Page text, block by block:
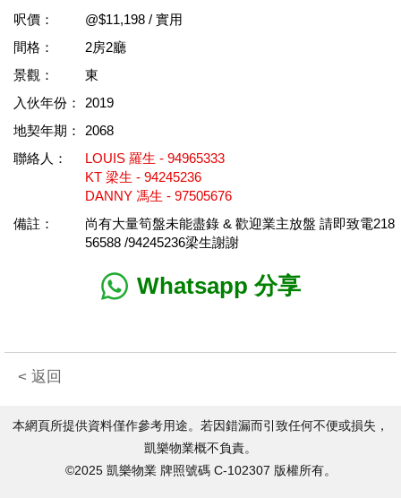
呎價：
@$11,198 / 實用
間格：
2房2廳
景觀：
東
入伙年份：
2019
地契年期：
2068
聯絡人：
LOUIS 羅生 - 94965333
KT 梁生 - 94245236
DANNY 馮生 - 97505676
備註：
尚有大量筍盤未能盡錄 & 歡迎業主放盤 請即致電218
56588 /94245236梁生謝謝
Whatsapp 分享
< 返回
本網頁所提供資料僅作參考用途。若因錯漏而引致任何不便或損失，
凱樂物業概不負責。
©2025 凱樂物業 牌照號碼 C-102307 版權所有。